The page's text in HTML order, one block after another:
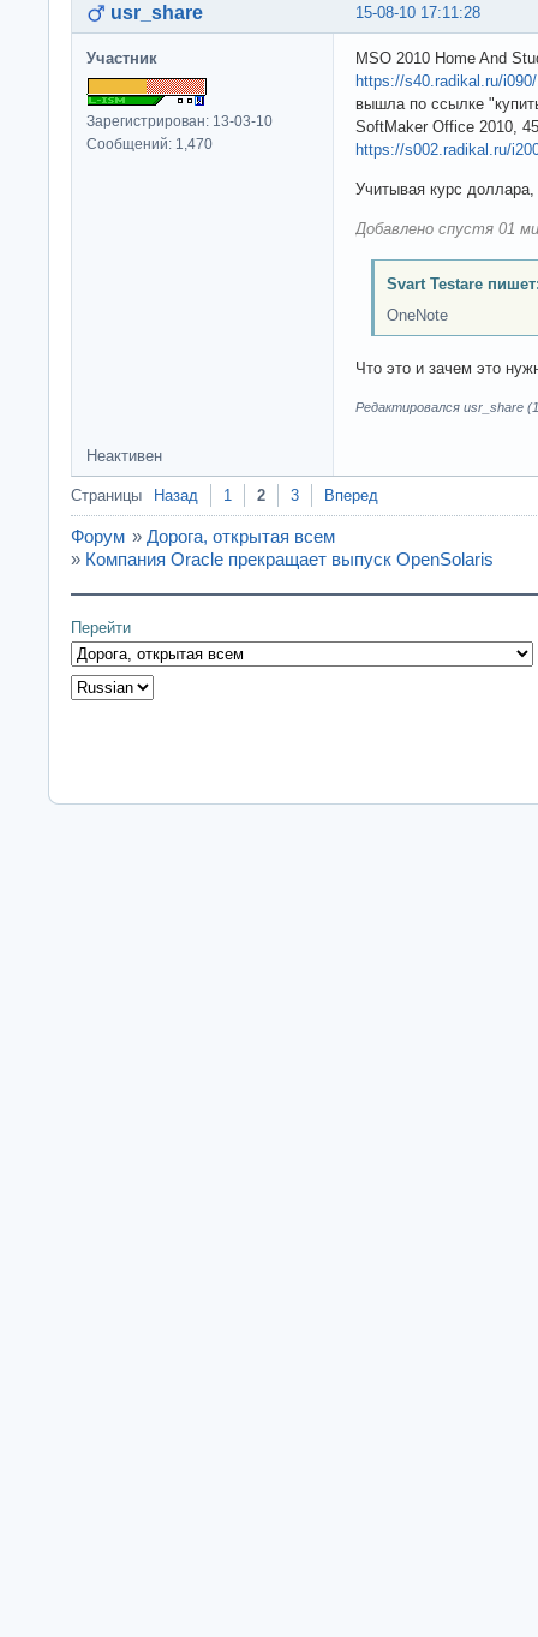
15-08-10 17:11:28
usr_share
Участник
Зарегистрирован: 13-03-10
Сообщений: 1,470
MSO 2010 Home And
https://s40.radikal.ru/
вышла по ссылке
SoftMaker Office 2010,
https://s002.radikal.ru/
Учитывая курс
Добавлено спустя 01
Svart Testare
OneNote
Что это и зачем это
Редактировался usr_share
Неактивен
Страницы Назад 1 2 3 Вперед
Форум » Дорога, открытая всем
» Компания Oracle прекращает выпуск OpenSolaris
Перейти